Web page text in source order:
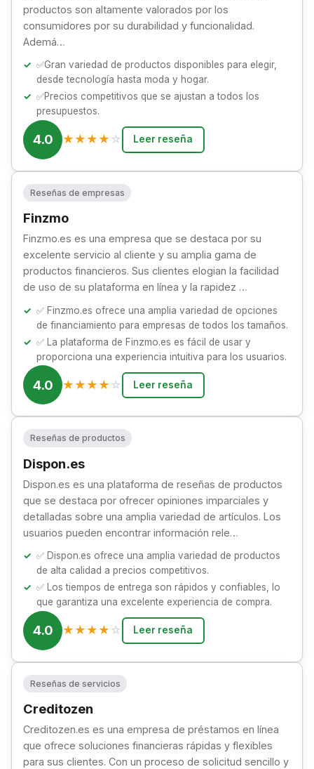
productos son altamente valorados por los
consumidores por su durabilidad y funcionalidad.
Ademá…
✅Gran variedad de productos disponibles para elegir,
desde tecnología hasta moda y hogar.
✅Precios competitivos que se ajustan a todos los
presupuestos.
4.0 ★ ★ ★ ★ ☆ Leer reseña
Reseñas de empresas
Finzmo
Finzmo.es es una empresa que se destaca por su
excelente servicio al cliente y su amplia gama de
productos financieros. Sus clientes elogian la facilidad
de uso de su plataforma en línea y la rapidez …
✅ Finzmo.es ofrece una amplia variedad de opciones
de financiamiento para empresas de todos los tamaños.
✅ La plataforma de Finzmo.es es fácil de usar y
proporciona una experiencia intuitiva para los usuarios.
4.0 ★ ★ ★ ★ ☆ Leer reseña
Reseñas de productos
Dispon.es
Dispon.es es una plataforma de reseñas de productos
que se destaca por ofrecer opiniones imparciales y
detalladas sobre una amplia variedad de artículos. Los
usuarios pueden encontrar información rele…
✅ Dispon.es ofrece una amplia variedad de productos
de alta calidad a precios competitivos.
✅ Los tiempos de entrega son rápidos y confiables, lo
que garantiza una excelente experiencia de compra.
4.0 ★ ★ ★ ★ ☆ Leer reseña
Reseñas de servicios
Creditozen
Creditozen.es es una empresa de préstamos en línea
que ofrece soluciones financieras rápidas y flexibles
para sus clientes. Con un proceso de solicitud sencillo y